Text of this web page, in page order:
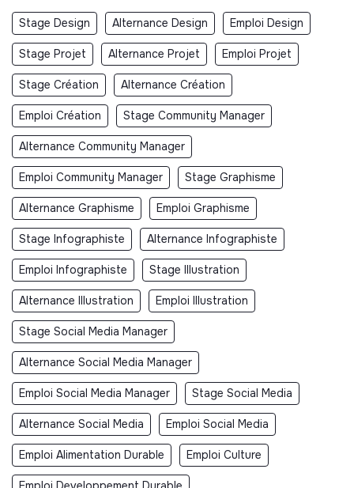
Stage Design Alternance Design Emploi Design
Stage Projet Alternance Projet Emploi Projet
Stage Création Alternance Création
Emploi Création Stage Community Manager
Alternance Community Manager
Emploi Community Manager Stage Graphisme
Alternance Graphisme Emploi Graphisme
Stage Infographiste Alternance Infographiste
Emploi Infographiste Stage Illustration
Alternance Illustration Emploi Illustration
Stage Social Media Manager
Alternance Social Media Manager
Emploi Social Media Manager Stage Social Media
Alternance Social Media Emploi Social Media
Emploi Alimentation Durable Emploi Culture